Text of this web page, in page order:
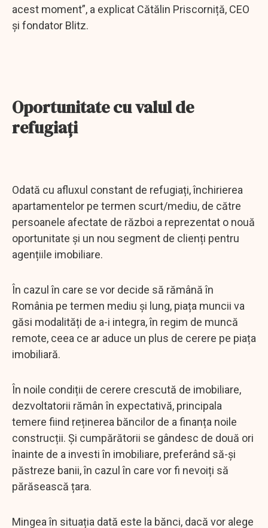
acest moment”, a explicat Cătălin Priscorniță, CEO
și fondator Blitz.
Oportunitate cu valul de
refugiaţi
Odată cu afluxul constant de refugiați, închirierea
apartamentelor pe termen scurt/mediu, de către
persoanele afectate de război a reprezentat o nouă
oportunitate și un nou segment de clienți pentru
agențiile imobiliare.
În cazul în care se vor decide să rămână în
România pe termen mediu și lung, piața muncii va
găsi modalități de a-i integra, în regim de muncă
remote, ceea ce ar aduce un plus de cerere pe piața
imobiliară.
În noile condiții de cerere crescută de imobiliare,
dezvoltatorii rămân în expectativă, principala
temere fiind reținerea băncilor de a finanța noile
construcții. Și cumpărătorii se gândesc de două ori
înainte de a investi în imobiliare, preferând să-și
păstreze banii, în cazul în care vor fi nevoiți să
părăsească țara.
Mingea în situația dată este la bănci, dacă vor alege